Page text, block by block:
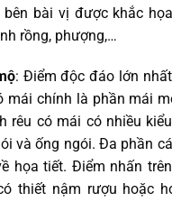
bên bài vị được khắc
rồng, phượng,…
: Điểm độc đáo lớn
mái chính là phần mái
rêu có mái có nhiều
và ống ngói. Đa phần
họa tiết. Điểm nhấn
thiết nậm rượu hoặc